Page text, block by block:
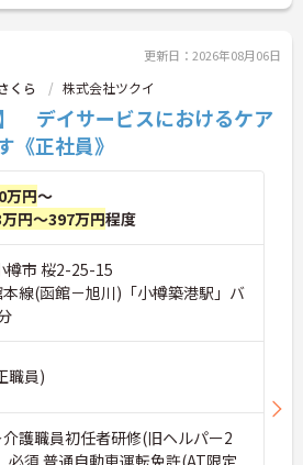
更新日：2026年08月06日
くら 株式会社ツクイ
】 デイサービスにおけるケア
《正社員》
万円～
円～397万円程度
樽市 桜2-25-15
本線(函館－旭川)「小樽築港駅」バ
職員)
護職員初任者研修(旧ヘルパー2
須 普通自動車運転免許(AT限定